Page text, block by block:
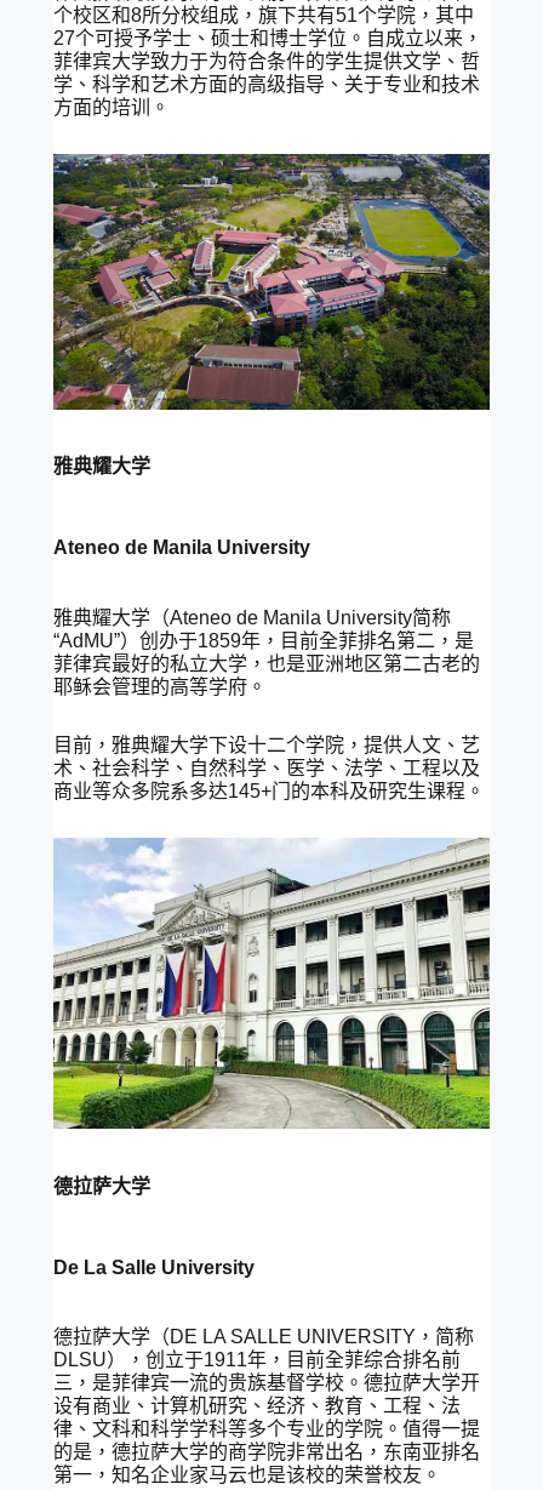
个校区和8所分校组成，旗下共有51个学院，其中
27个可授予学士、硕士和博士学位。自成立以来，
菲律宾大学致力于为符合条件的学生提供文学、哲
学、科学和艺术方面的高级指导、关于专业和技术
方面的培训。
雅典耀大学
Ateneo de Manila University
雅典耀大学（Ateneo de Manila University简称
“AdMU”）创办于1859年，目前全菲排名第二，是
菲律宾最好的私立大学，也是亚洲地区第二古老的
耶稣会管理的高等学府。
目前，雅典耀大学下设十二个学院，提供人文、艺
术、社会科学、自然科学、医学、法学、工程以及
商业等众多院系多达145+门的本科及研究生课程。
德拉萨大学
De La Salle University
德拉萨大学（DE LA SALLE UNIVERSITY，简称
DLSU），创立于1911年，目前全菲综合排名前
三，是菲律宾一流的贵族基督学校。德拉萨大学开
设有商业、计算机研究、经济、教育、工程、法
律、文科和科学学科等多个专业的学院。值得一提
的是，德拉萨大学的商学院非常出名，东南亚排名
第一，知名企业家马云也是该校的荣誉校友。